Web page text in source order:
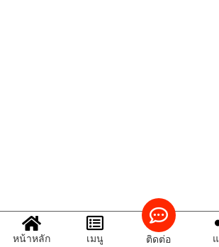
หน้าหลัก เมนู ติดต่อ